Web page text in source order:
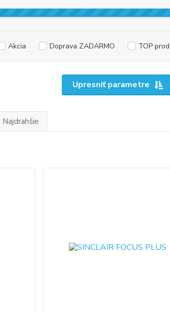
Upresniť parametre
Akcia Doprava ZADARMO TOP
Najdrahšie